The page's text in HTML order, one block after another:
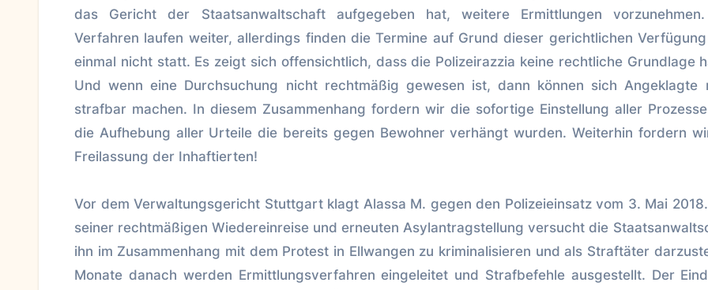
das Gericht der Staatsanwaltschaft aufgegeben hat, weitere Ermittlungen
Verfahren laufen weiter, allerdings finden die Termine auf Grund dieser gerichtlichen
einmal nicht statt. Es zeigt sich offensichtlich, dass die Polizeirazzia keine rechtliche Grundlage
Und wenn eine Durchsuchung nicht rechtmäßig gewesen ist, dann können sich Angeklagte
strafbar machen. In diesem Zusammenhang fordern wir die sofortige Einstellung aller
die Aufhebung aller Urteile die bereits gegen Bewohner verhängt wurden. Weiterhin fordern
Freilassung der Inhaftierten!
Vor dem Verwaltungsgericht Stuttgart klagt Alassa M. gegen den Polizeieinsatz vom 3. Mai
seiner rechtmäßigen Wiedereinreise und erneuten Asylantragstellung versucht die
ihn im Zusammenhang mit dem Protest in Ellwangen zu kriminalisieren und als Straftäter
Monate danach werden Ermittlungsverfahren eingeleitet und Strafbefehle ausgestellt. Der